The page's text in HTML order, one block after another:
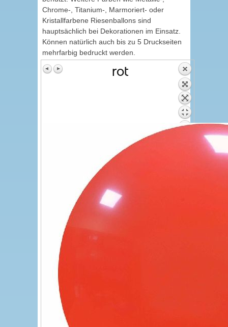
Chrome-, Titanium-, Marmoriert- oder
Kristallfarbene Riesenballons sind
hauptsächlich bei Dekorationen im Einsatz.
Können natürlich auch bis zu 5 Druckseiten
mehrfarbig bedruckt werden.
rot